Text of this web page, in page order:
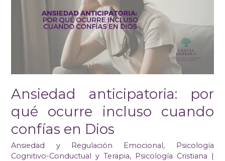
Ansiedad anticipatoria: por
qué ocurre incluso cuando
confías en Dios
Ansiedad y Regulación Emocional,
Psicología
Cognitivo-Conductual y Terapia, Psicología Cristiana |